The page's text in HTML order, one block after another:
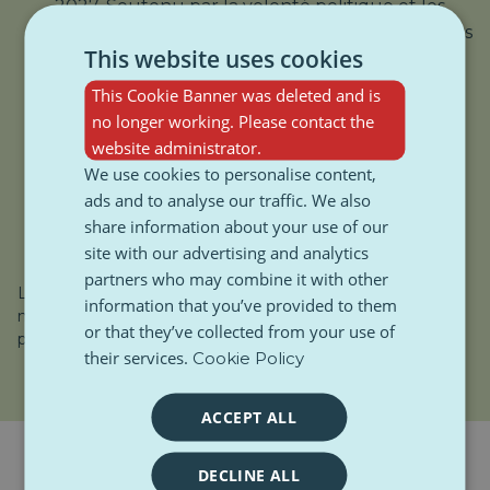
2027. Soutenu par la volonté politique et les
investissements, le pays évolue rapidement vers
l'indépendance de l'open source.
Munich : La ville allemande a adopté les
logiciels libres entre 2006 et 2013, avant de
revenir à Windows en 2017 en raison de coûts
élevés et de difficultés techniques. Pourtant,
Munich collabore désormais avec ZenDis sur
des projets libres, prouvant ainsi que l'histoire
n'est pas terminée.
Leçon apprise ? S'éloigner des géants de la technologie
n'est pas chose facile, mais c'est possible, avec une
planification intelligente et les bonnes alliances.
This website uses cookies
This Cookie Banner was deleted and is
no longer working. Please contact the
website administrator.
We use cookies to personalise content,
ads and to analyse our traffic. We also
share information about your use of our
site with our advertising and analytics
partners who may combine it with other
information that you’ve provided to them
or that they’ve collected from your use of
their services. Cookie Policy
ACCEPT ALL
DECLINE ALL